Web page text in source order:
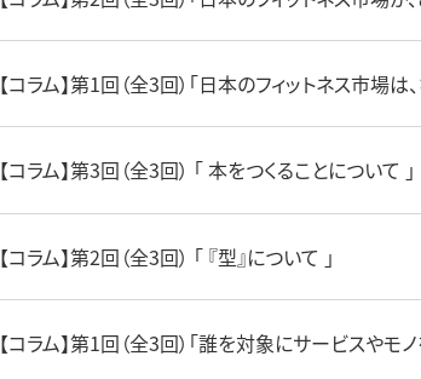
【コラム】第1回（全3回）「日本のフィットネス市場
【コラム】第3回（全3回） 「 本をつくることについて 」
【コラム】第2回（全3回） 「 『型』について 」
【コラム】第1回（全3回）「誰を対象にサービスやモ